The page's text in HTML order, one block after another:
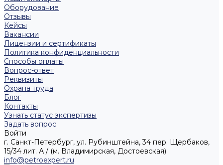
Оборудование
Отзывы
Кейсы
Вакансии
Лицензии и сертификаты
Политика конфиденциальности
Способы оплаты
Вопрос-ответ
Реквизиты
Охрана труда
Блог
Контакты
Узнать статус экспертизы
Задать вопрос
Войти
г. Санкт-Петербург, ул. Рубинштейна, 34 пер. Щербаков,
15/34 лит. А / (м. Владимирская, Достоевская)
info@petroexpert.ru